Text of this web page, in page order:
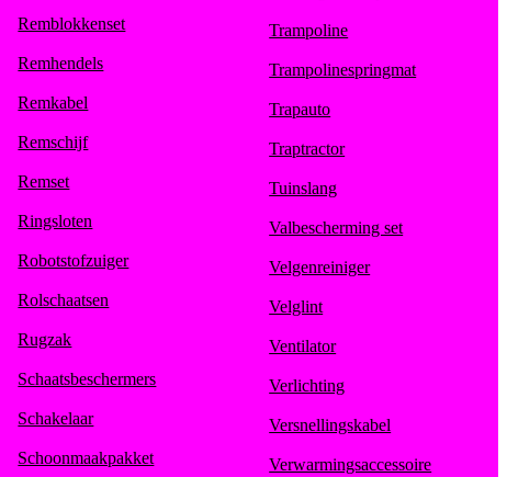
Remblokkenset
Remhendels
Remkabel
Remschijf
Remset
Ringsloten
Robotstofzuiger
Rolschaatsen
Rugzak
Schaatsbeschermers
Schakelaar
Schoonmaakpakket
Trampoline
Trampolinespringmat
Trapauto
Traptractor
Tuinslang
Valbescherming set
Velgenreiniger
Velglint
Ventilator
Verlichting
Versnellingskabel
Verwarmingsaccessoire